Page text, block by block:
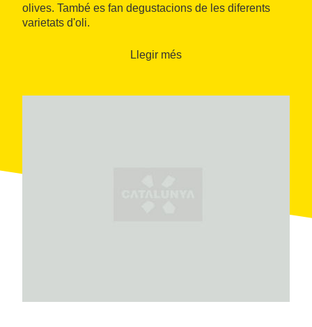
olives. També es fan degustacions de les diferents
varietats d'oli.
Llegir més